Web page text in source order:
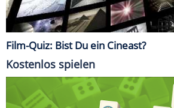
Film-Quiz: Bist Du ein Cineast?
Kostenlos spielen